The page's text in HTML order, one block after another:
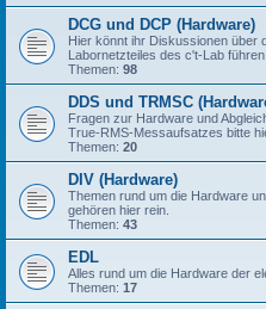
DCG und DCP (Hardware)
Hier könnt ihr Diskussionen über
Labornetzteiles des c't-Lab führen.
Themen: 98
DDS und TRMSC
Fragen zur Hardware und
True-RMS-Messaufsatzes bitte
Themen: 20
DIV (Hardware)
Themen rund um die Hardware
gehören hier rein.
Themen: 43
EDL
Alles rund um die Hardware der
Themen: 17